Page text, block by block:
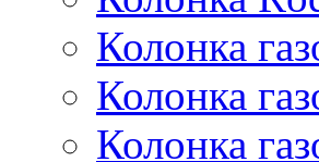
Колонка
Колонка
Колонка